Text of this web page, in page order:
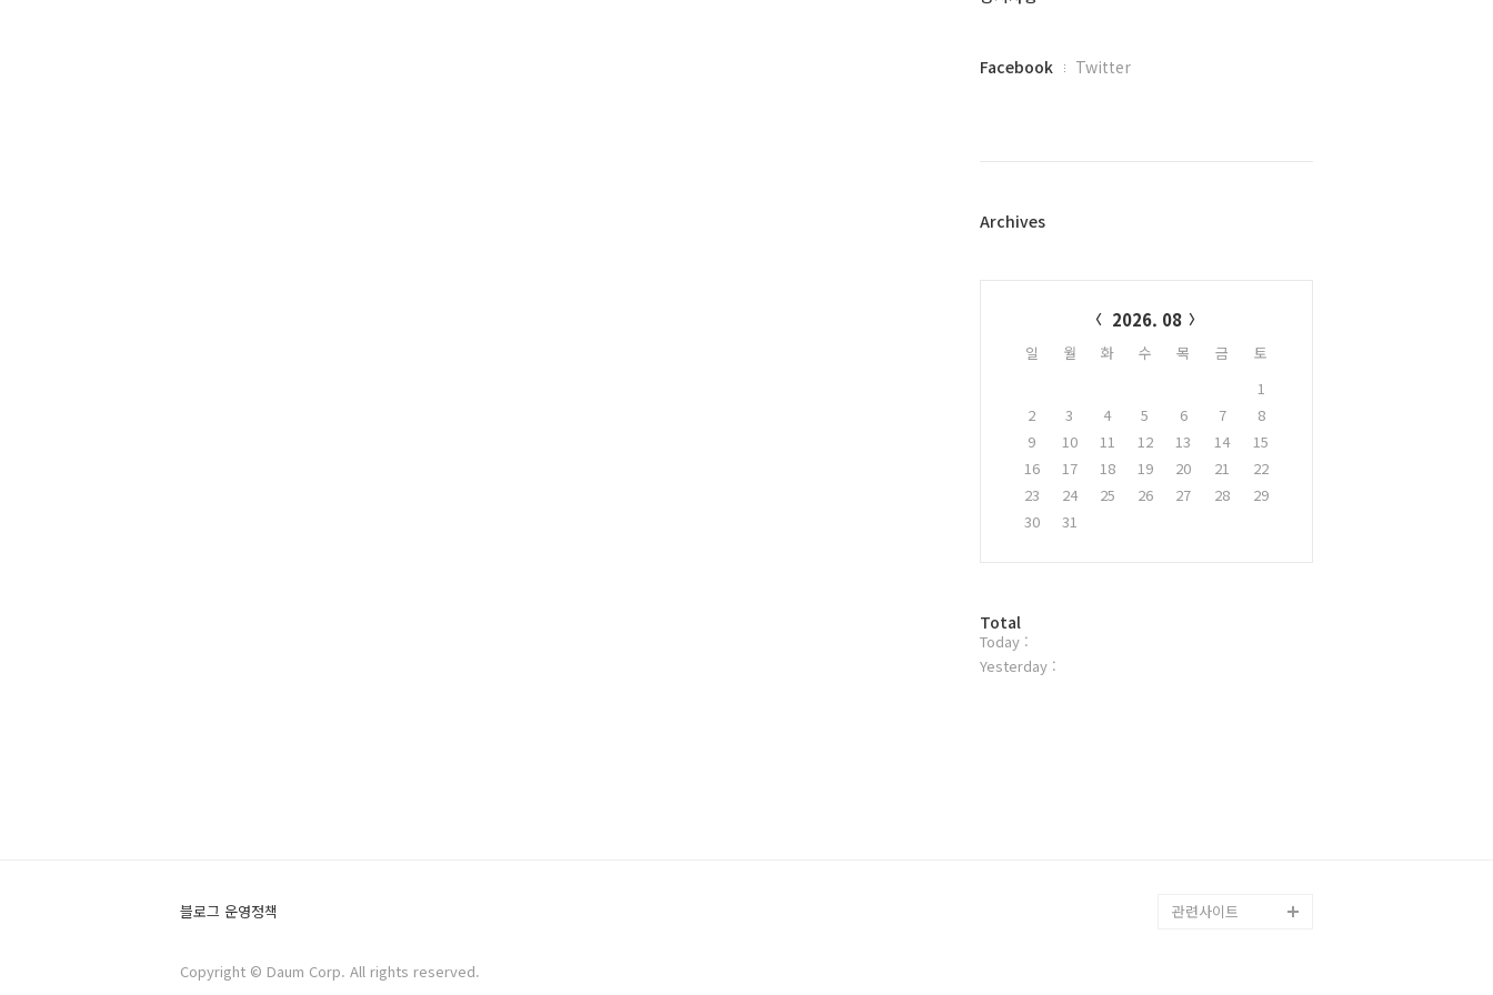
페
플
Facebook Twitter
Archives
2026. 08
일 월 화 수 목 금
토
1
2
3 4 5 6 7
8
9
10 11 12 13 14
15
16
17 18 19 20 21
22
23
24 25 26 27 28
29
30
31
방
문
자
Total
Today :
Yesterday :
블로그 운영정책
Copyright © Daum Corp. All rights reserved.
관련사이트